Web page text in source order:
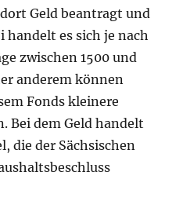
Geld beantragt und
handelt es sich je nach
zwischen 1500 und
anderem können
Fonds kleinere
Bei dem Geld handelt
die der Sächsischen